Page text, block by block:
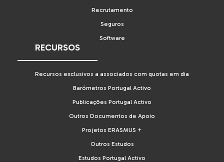
Recrutamento
Seguros
Software
RECURSOS
Recursos exclusivos a associados com quotas em dia
Barómetros Portugal Activo
Publicações Portugal Activo
Outros Documentos de Apoio
Projetos ERASMUS +
Outros Estudos
Estudos Portugal Activo